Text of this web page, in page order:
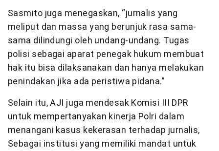
Sasmito juga menegaskan, “jurnalis yang
meliput dan massa yang berunjuk rasa sama-
sama dilindungi oleh undang-undang. Tugas
polisi sebagai aparat penegak hukum membuat
hak itu bisa dilaksanakan dan hanya melakukan
penindakan jika ada peristiwa pidana.”
Selain itu, AJI juga mendesak Komisi III DPR
untuk mempertanyakan kinerja Polri dalam
menangani kasus kekerasan terhadap jurnalis,
Sebagai institusi yang memiliki mandat untuk